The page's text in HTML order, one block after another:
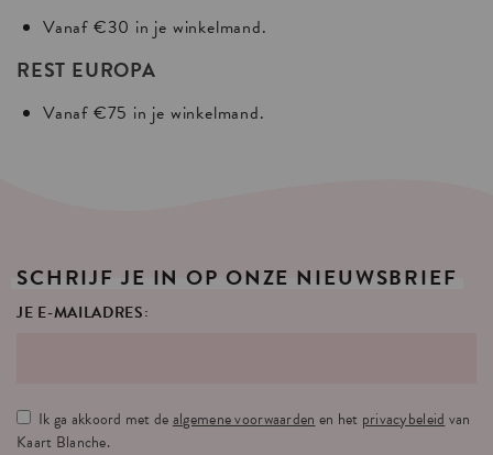
Vanaf €30 in je winkelmand.
REST EUROPA
Vanaf €75 in je winkelmand.
SCHRIJF JE IN OP ONZE NIEUWSBRIEF
JE E-MAILADRES:
Ik ga akkoord met dealgemene voorwaarden en het privacybeleid van
Kaart Blanche.